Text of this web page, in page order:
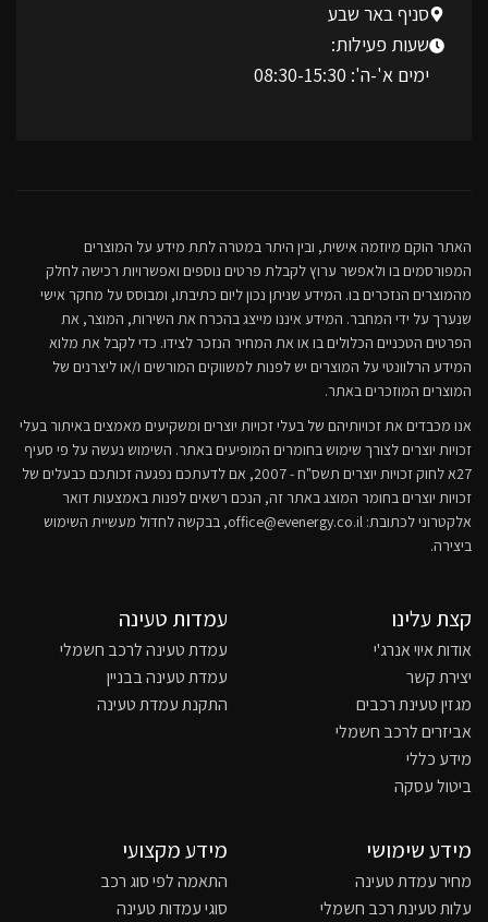
סניף באר שבע
שעות פעילות:
ימים א'-ה': 08:30-15:30
האתר הוקם מיוזמה אישית, ובין היתר במטרה לתת מידע על המוצרים
המפורסמים בו ולאפשר ערוץ לקבלת פרטים נוספים ואפשרויות רכישה לחלק
מהמוצרים הנזכרים בו. המידע שניתן נכון ליום כתיבתו, ומבוסס על מחקר אישי
שנערך על ידי המחבר. המידע איננו מייצג בהכרח את השירות, המוצר, את
הפרטים הטכניים הכלולים בו או את המחיר הנזכר לצידו. כדי לקבל את מלוא
המידע הרלוונטי על המוצרים יש לפנות למשווקים המורשים ו/או ליצרנים של
המוצרים המוזכרים באתר.
אנו מכבדים את זכויותיהם של בעלי זכויות יוצרים ומשקיעים מאמצים באיתור בעלי
זכויות יוצרים לצורך שימוש בחומרים המופיעים באתר. השימוש נעשה על פי סעיף
27א לחוק זכויות יוצרים תשס"ח - 2007, אם לדעתכם נפגעה זכותכם כבעלים של
זכויות יוצרים בחומר המוצג באתר זה, הנכם רשאים לפנות באמצעות דואר
אלקטרוני לכתובת: office@evenergy.co.il, בבקשה לחדול מעשיית השימוש
ביצירה.
קצת עלינו
אודות איוי אנרג'י
יצירת קשר
מגזין טעינת רכבים
אביזרים לרכב חשמלי
מידע כללי
ביטול עסקה
עמדות טעינה
עמדת טעינה לרכב חשמלי
עמדת טעינה בבניין
התקנת עמדת טעינה
מידע שימושי
מחיר עמדת טעינה
עלות טעינת רכב חשמלי
מידע מקצועי
התאמה לפי סוג רכב
סוגי עמדות טעינה